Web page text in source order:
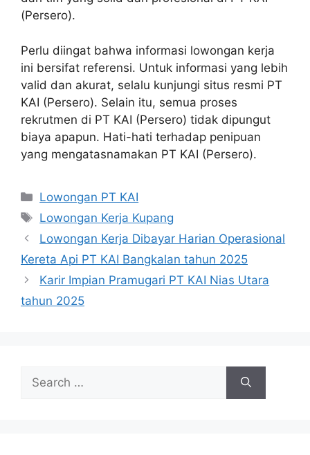
(Persero).
Perlu diingat bahwa informasi lowongan kerja
ini bersifat referensi. Untuk informasi yang lebih
valid dan akurat, selalu kunjungi situs resmi PT
KAI (Persero). Selain itu, semua proses
rekrutmen di PT KAI (Persero) tidak dipungut
biaya apapun. Hati-hati terhadap penipuan
yang mengatasnamakan PT KAI (Persero).
Categories
Lowongan PT KAI
Tags
Lowongan Kerja Kupang
Lowongan Kerja Dibayar Harian Operasional
Kereta Api PT KAI Bangkalan tahun 2025
Karir Impian Pramugari PT KAI Nias Utara
tahun 2025
for: